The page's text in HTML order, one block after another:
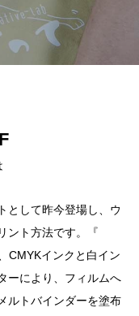
として昨今登場し、ウ
ント方法です。『
CMYKインクと白イン
ーにより、フィルムへ
ルトバインダーを塗布